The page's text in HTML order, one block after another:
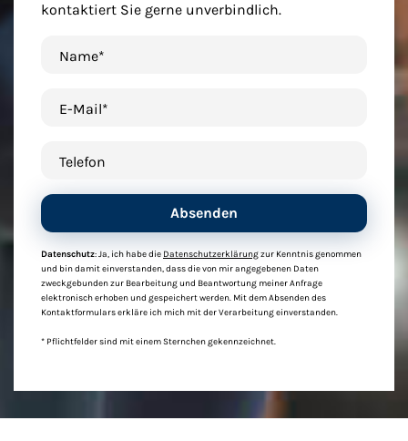
kontaktiert Sie gerne unverbindlich.
Name*
E-Mail*
Telefon
Absenden
Datenschutz: Ja, ich habe die Datenschutzerklärungzur Kenntnis genommen
und bin damit einverstanden, dass die von mir angegebenen Daten
zweckgebunden zur Bearbeitung und Beantwortung meiner Anfrage
elektronisch erhoben und gespeichert werden. Mit dem Absenden des
Kontaktformulars erkläre ich mich mit der Verarbeitung einverstanden.
* Pflichtfelder sind mit einem Sternchen gekennzeichnet.